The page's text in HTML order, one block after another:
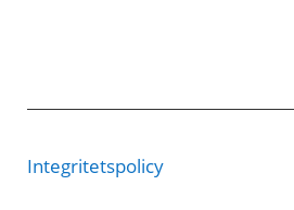
Integritetspolicy